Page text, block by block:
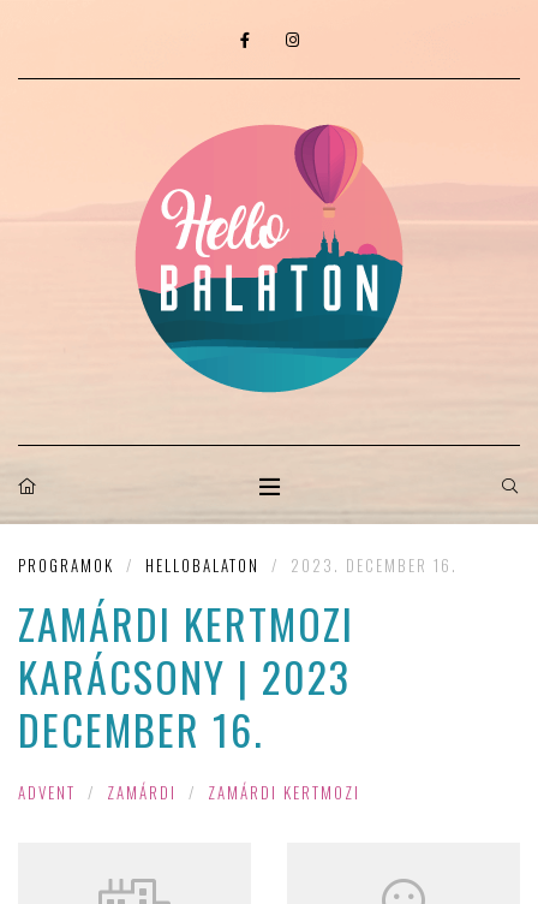
PROGRAMOK / HELLOBALATON / 2023. DECEMBER 16.
ZAMÁRDI KERTMOZI
KARÁCSONY | 2023
DECEMBER 16.
ADVENT / ZAMÁRDI / ZAMÁRDI KERTMOZI